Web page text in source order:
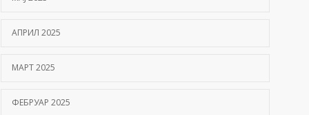
АПРИЛ 2025
МАРТ 2025
ФЕБРУАР 2025